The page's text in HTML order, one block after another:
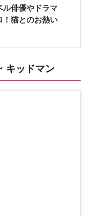
ル俳優やドラマ
！猫とのお熱い
キッドマン